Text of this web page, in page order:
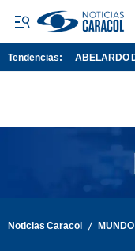
Tendencias: ABELARDO
Noticias Caracol / MUNDO